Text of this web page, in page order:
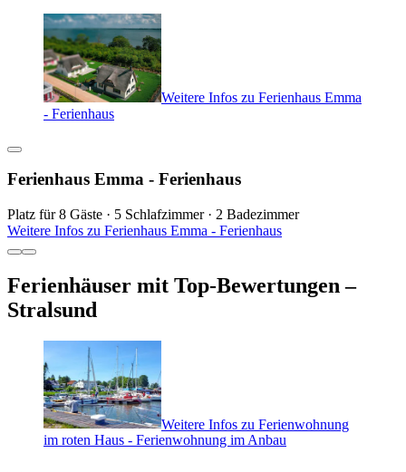
Weitere Infos zu Ferienhaus Emma
- Ferienhaus
Ferienhaus Emma - Ferienhaus
Platz für 8 Gäste · 5 Schlafzimmer · 2 Badezimmer
Weitere Infos zu Ferienhaus Emma - Ferienhaus
Ferienhäuser mit Top-Bewertungen –
Stralsund
Weitere Infos zu Ferienwohnung
im roten Haus - Ferienwohnung im Anbau